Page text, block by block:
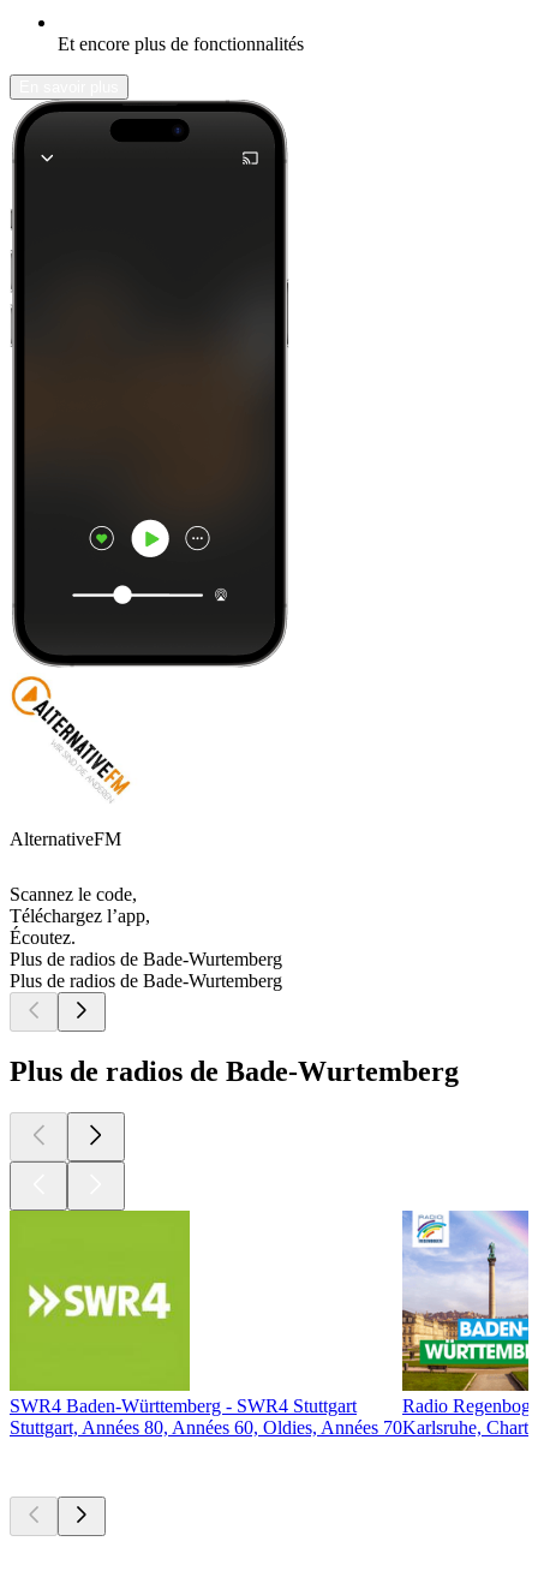
Et encore plus de fonctionnalités
AlternativeFM
Scannez le code,
Téléchargez l’app,
Écoutez.
Plus de radios de Bade-Wurtemberg
Plus de radios de Bade-Wurtemberg
Plus de radios de Bade-Wurtemberg
SWR4 Baden-Württemberg - SWR4 Stuttgart
Stuttgart, Années 80, Années 60, Oldies, Années 70
Radio
Karlsruhe,